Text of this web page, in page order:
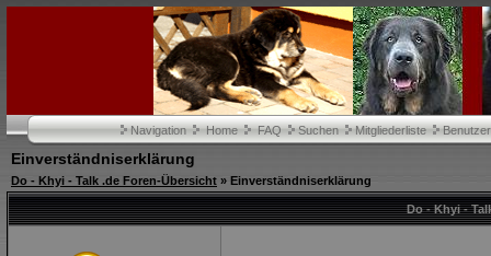
Navigation Home FAQ Suchen Mitgliederliste
Einverständniserklärung
Do - Khyi - Talk .de Foren-Übersicht » Einverständniserklärung
Do - Khyi -